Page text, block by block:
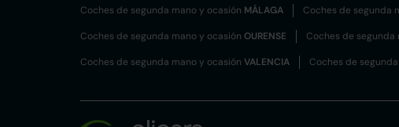
Coches de segunda mano y ocasión MÁLAGA Coches de segunda
Coches de segunda mano y ocasión OURENSE Coches de segunda
Coches de segunda mano y ocasión VALENCIA Coches de